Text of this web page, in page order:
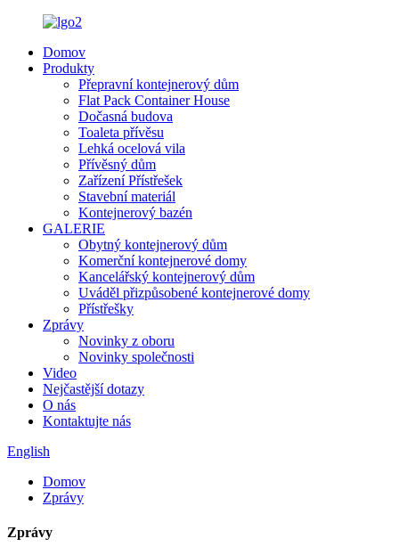
Domov
Produkty
Přepravní kontejnerový dům
Flat Pack Container House
Dočasná budova
Toaleta přívěsu
Lehká ocelová vila
Přívěsný dům
Zařízení Přístřešek
Stavební materiál
Kontejnerový bazén
GALERIE
Obytný kontejnerový dům
Komerční kontejnerové domy
Kancelářský kontejnerový dům
Uváděl přizpůsobené kontejnerové domy
Přístřešky
Zprávy
Novinky z oboru
Novinky společnosti
Video
Nejčastější dotazy
O nás
Kontaktujte nás
English
Domov
Zprávy
Zprávy